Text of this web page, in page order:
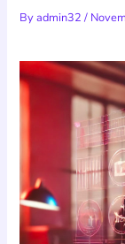
Byadmin32/